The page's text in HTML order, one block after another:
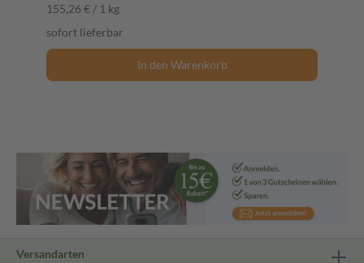
155,26 € / 1 kg
sofort lieferbar
In den Warenkorb
Versandarten